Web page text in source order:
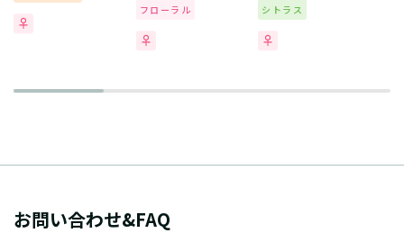
フローラル シトラス
お問い合わせ&FAQ